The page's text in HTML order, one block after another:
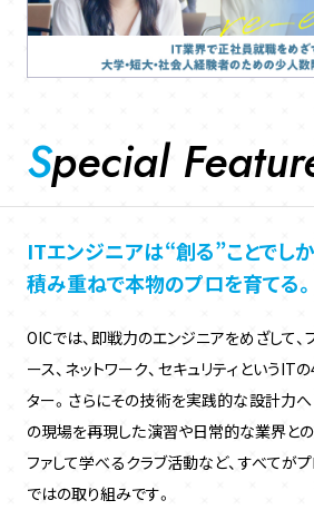
Special
ITエンジニアは“創る”ことでし
積み重ねで本物のプロを育てる。
OICでは、即戦力のエンジニアをめざして、
ース、ネットワーク、セキュリティという
ター。さらにその技術を実践的な設計力
の現場を再現した演習や日常的な業界と
ファして学べるクラブ活動など、すべてが
ではの取り組みです。